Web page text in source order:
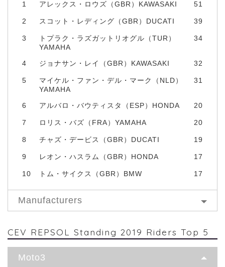
1 アレックス・ロウズ（GBR）KAWASAKI 51
2 スコット・レディング（GBR）DUCATI 39
3
トプラク・ラズガットリオグル（TUR）
YAMAHA
34
4 ジョナサン・レイ（GBR）KAWASAKI 32
5
マイケル・ファン・デル・マーク（NLD）
YAMAHA
31
6 アルバロ・バウティスタ（ESP）HONDA 20
7 ロリス・バズ（FRA）YAMAHA 20
8 チャズ・デービス（GBR）DUCATI 19
9 レオン・ハスラム（GBR）HONDA 17
10 トム・サイクス（GBR）BMW 17
Manufacturers
CEV REPSOL Standing 2019 Riders Top 5
Moto3